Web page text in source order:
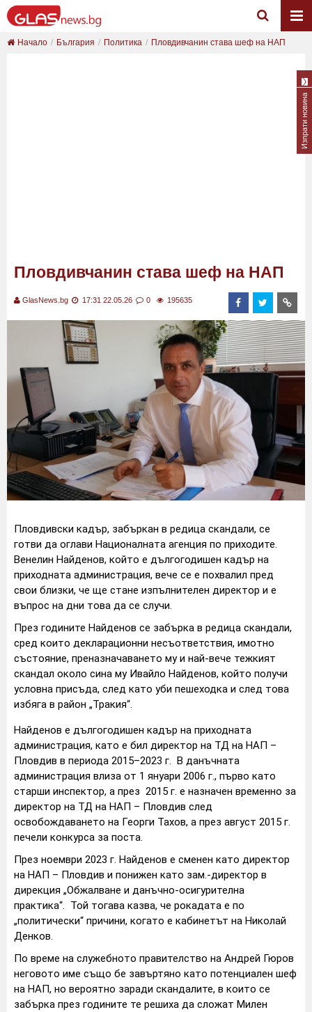
Начало България Политика Пловдивчанин става шеф на НАП
Пловдивчанин става шеф на НАП
GlasNews.bg 17:31 22.05.26 0 195635
Пловдивски кадър, забъркан в редица скандали, се
готви да оглави Националната агенция по приходите.
Венелин Найденов, който е дългогодишен кадър на
приходната администрация, вече се е похвалил пред
свои близки, че ще стане изпълнителен директор и е
въпрос на дни това да се случи.
През годините Найденов се забърка в редица скандали,
сред които декларационни несъответствия, имотно
състояние, преназначаването му и най-вече тежкият
скандал около сина му Ивайло Найденов, който получи
условна присъда, след като уби пешеходка и след това
избяга в район „Тракия“.
Найденов е дългогодишен кадър на приходната
администрация, като е бил директор на ТД на НАП –
Пловдив в периода 2015–2023 г. В данъчната
администрация влиза от 1 януари 2006 г., първо като
старши инспектор, а през 2015 г. е назначен временно за
директор на ТД на НАП – Пловдив след
освобождаването на Георги Тахов, а през август 2015 г.
печели конкурса за поста.
През ноември 2023 г. Найденов е сменен като директор
на НАП – Пловдив и понижен като зам.-директор в
дирекция „Обжалване и данъчно-осигурителна
практика“. Той тогава казва, че рокадата е по
„политически“ причини, когато е кабинетът на Николай
Денков.
По време на служебното правителство на Андрей Гюров
неговото име също бе завъртяно като потенциален шеф
на НАП, но вероятно заради скандалите, в които се
забърка през годините те решиха да сложат Милен
Изпрати новина